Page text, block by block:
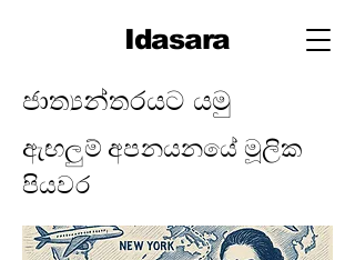
Idasara
ජාත්‍යන්තරයට යමු
ඇඟලුම් අපනයනයේ මූලික
පියවර